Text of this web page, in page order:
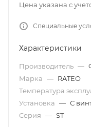
Цена указана с
Специальные
Характеристики
Производитель —
Марка — RATEO
Температура
Установка — С
Серия — ST